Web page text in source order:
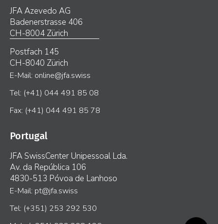
JFA Azevedo AG
Badenerstrasse 406
CH-8004 Zürich
Postfach 145
CH-8040 Zürich
E-Mail: online@jfa.swiss
Tel: (+41) 044 491 85 08
Fax: (+41) 044 491 85 78
Portugal
JFA SwissCenter Unipessoal Lda.
Av. da República 106
4830-513 Póvoa de Lanhoso
E-Mail: pt@jfa.swiss
Tel: (+351) 253 292 530